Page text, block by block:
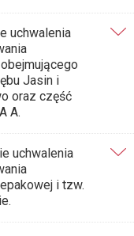
uchwalenia
Jasin i
oraz część
A.
uchwalenia
i tzw.